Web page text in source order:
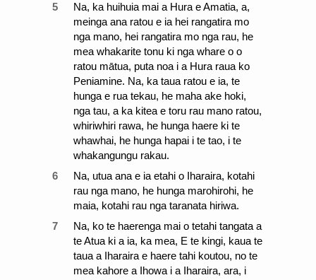
5
Na, ka huihuia mai a Hura e Amatia, a,
meinga ana ratou e ia hei rangatira mo
nga mano, hei rangatira mo nga rau, he
mea whakarite tonu ki nga whare o o
ratou mātua, puta noa i a Hura raua ko
Peniamine. Na, ka taua ratou e ia, te
hunga e rua tekau, he maha ake hoki,
nga tau, a ka kitea e toru rau mano ratou,
whiriwhiri rawa, he hunga haere ki te
whawhai, he hunga hapai i te tao, i te
whakangungu rakau.
6
Na, utua ana e ia etahi o Iharaira, kotahi
rau nga mano, he hunga marohirohi, he
maia, kotahi rau nga taranata hiriwa.
7
Na, ko te haerenga mai o tetahi tangata a
te Atua ki a ia, ka mea, E te kingi, kaua te
taua a Iharaira e haere tahi koutou, no te
mea kahore a Ihowa i a Iharaira, ara, i